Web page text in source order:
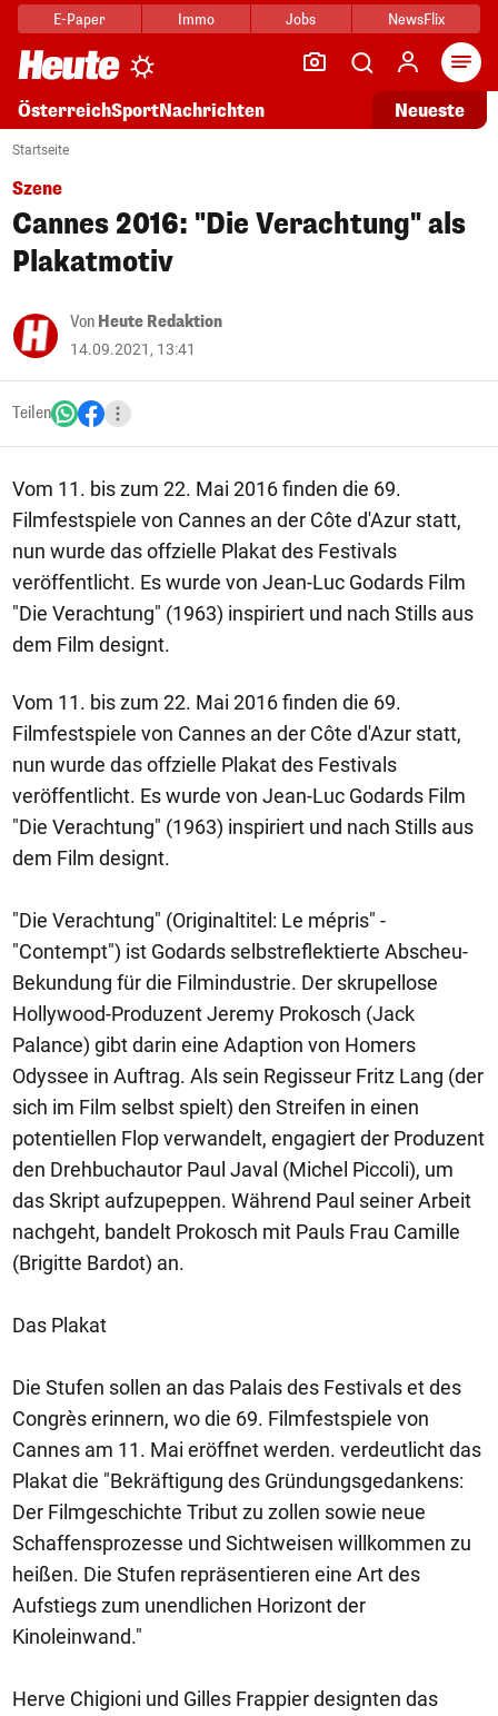
E-Paper Immo Jobs NewsFlix
ÖsterreichSportNachrichten Neueste
Startseite
Szene
Cannes 2016: "Die Verachtung" als
Plakatmotiv
Von Heute Redaktion
14.09.2021, 13:41
Teilen
Vom 11. bis zum 22. Mai 2016 finden die 69.
Filmfestspiele von Cannes an der Côte d'Azur statt,
nun wurde das offzielle Plakat des Festivals
veröffentlicht. Es wurde von Jean-Luc Godards Film
"Die Verachtung" (1963) inspiriert und nach Stills aus
dem Film designt.
Vom 11. bis zum 22. Mai 2016 finden die 69.
Filmfestspiele von Cannes an der Côte d'Azur statt,
nun wurde das offzielle Plakat des Festivals
veröffentlicht. Es wurde von Jean-Luc Godards Film
"Die Verachtung" (1963) inspiriert und nach Stills aus
dem Film designt.
"Die Verachtung" (Originaltitel: Le mépris" -
"Contempt") ist Godards selbstreflektierte Abscheu-
Bekundung für die Filmindustrie. Der skrupellose
Hollywood-Produzent Jeremy Prokosch (Jack
Palance) gibt darin eine Adaption von Homers
Odyssee in Auftrag. Als sein Regisseur Fritz Lang (der
sich im Film selbst spielt) den Streifen in einen
potentiellen Flop verwandelt, engagiert der Produzent
den Drehbuchautor Paul Javal (Michel Piccoli), um
das Skript aufzupeppen. Während Paul seiner Arbeit
nachgeht, bandelt Prokosch mit Pauls Frau Camille
(Brigitte Bardot) an.
Das Plakat
Die Stufen sollen an das Palais des Festivals et des
Congrès erinnern, wo die 69. Filmfestspiele von
Cannes am 11. Mai eröffnet werden. verdeutlicht das
Plakat die "Bekräftigung des Gründungsgedankens:
Der Filmgeschichte Tribut zu zollen sowie neue
Schaffensprozesse und Sichtweisen willkommen zu
heißen. Die Stufen repräsentieren eine Art des
Aufstiegs zum unendlichen Horizont der
Kinoleinwand."
Herve Chigioni und Gilles Frappier designten das